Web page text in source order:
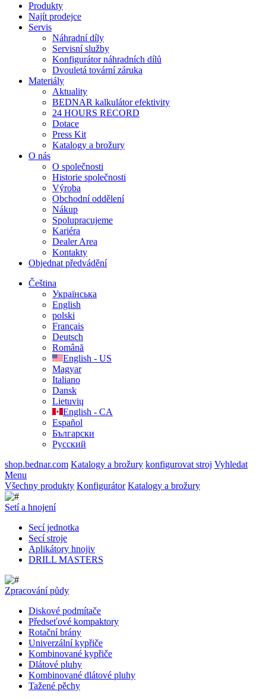
Produkty
Najít prodejce
Servis
Náhradní díly
Servisní služby
Konfigurátor náhradních dílů
Dvouletá tovární záruka
Materiály
Aktuality
BEDNAR kalkulátor efektivity
24 HOURS RECORD
Dotace
Press Kit
Katalogy a brožury
O nás
O společnosti
Historie společnosti
Výroba
Obchodní oddělení
Nákup
Spolupracujeme
Kariéra
Dealer Area
Kontakty
Objednat předvádění
Čeština
Українська
English
polski
Français
Deutsch
Română
English - US
Magyar
Italiano
Dansk
Lietuvių
English - CA
Español
Български
Русский
shop.bednar.com Katalogy a brožury konfigurovat stroj Vyhledat
Menu
Všechny produkty Konfigurátor Katalogy a brožury
Setí a hnojení
Secí jednotka
Secí stroje
Aplikátory hnojiv
DRILL MASTERS
Zpracování půdy
Diskové podmítače
Předseťové kompaktory
Rotační brány
Univerzální kypřiče
Kombinované kypřiče
Dlátové pluhy
Kombinované dlátové pluhy
Tažené pěchy